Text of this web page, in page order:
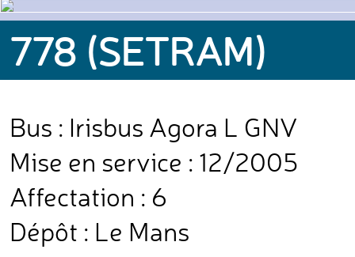
778 (SETRAM)
Bus : Irisbus Agora L GNV
Mise en service : 12/2005
Affectation : 6
Dépôt : Le Mans